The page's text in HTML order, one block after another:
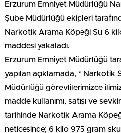
Erzurum Emniyet Müdürlüğü
Şube Müdürlüğü ekipleri
Narkotik Arama Köpeği Su 6
maddesi yakaladı.
Erzurum Emniyet Müdürlüğü
yapılan açıklamada, “ Narkotik
Müdürlüğü görevlilerimizce
madde kullanımı, satışı ve
tarihinde Narkotik Arama
neticesinde; 6 kilo 975 gram